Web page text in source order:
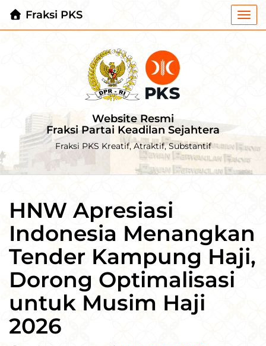
Fraksi PKS
Website Resmi
Fraksi Partai Keadilan Sejahtera
Fraksi PKS Kreatif, Atraktif, Substantif
HNW Apresiasi
Indonesia Menangkan
Tender Kampung Haji,
Dorong Optimalisasi
untuk Musim Haji
2026